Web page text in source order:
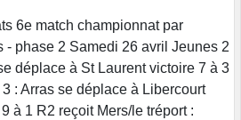
6e match championnat par
- phase 2 Samedi 26 avril Jeunes 2
déplace à St Laurent victoire 7 à 3
: Arras se déplace à Libercourt
à 1 R2 reçoit Mers/le tréport :